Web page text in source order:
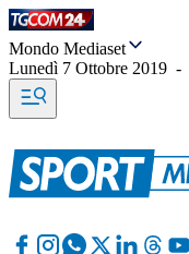
Mondo Mediaset
Lunedì 7 Ottobre 2019 -